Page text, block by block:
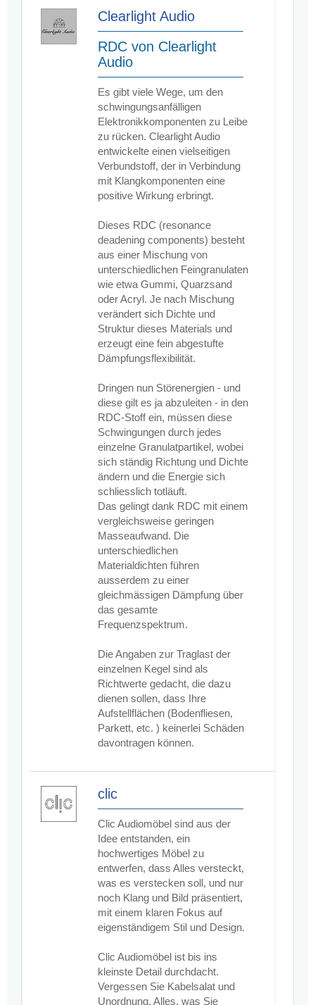
Clearlight Audio
RDC von Clearlight
Audio
Es gibt viele Wege, um den
schwingungsanfälligen
Elektronikkomponenten zu Leibe
zu rücken. Clearlight Audio
entwickelte einen vielseitigen
Verbundstoff, der in Verbindung
mit Klangkomponenten eine
positive Wirkung erbringt.
Dieses RDC (resonance
deadening components) besteht
aus einer Mischung von
unterschiedlichen Feingranulaten
wie etwa Gummi, Quarzsand
oder Acryl. Je nach Mischung
verändert sich Dichte und
Struktur dieses Materials und
erzeugt eine fein abgestufte
Dämpfungsflexibilität.
Dringen nun Störenergien - und
diese gilt es ja abzuleiten - in den
RDC-Stoff ein, müssen diese
Schwingungen durch jedes
einzelne Granulatpartikel, wobei
sich ständig Richtung und Dichte
ändern und die Energie sich
schliesslich totläuft.
Das gelingt dank RDC mit einem
vergleichsweise geringen
Masseaufwand. Die
unterschiedlichen
Materialdichten führen
ausserdem zu einer
gleichmässigen Dämpfung über
das gesamte
Frequenzspektrum.
Die Angaben zur Traglast der
einzelnen Kegel sind als
Richtwerte gedacht, die dazu
dienen sollen, dass Ihre
Aufstellflächen (Bodenfliesen,
Parkett, etc. ) keinerlei Schäden
davontragen können.
clic
Clic Audiomöbel sind aus der
Idee entstanden, ein
hochwertiges Möbel zu
entwerfen, dass Alles versteckt,
was es verstecken soll, und nur
noch Klang und Bild präsentiert,
mit einem klaren Fokus auf
eigenständigem Stil und Design.
Clic Audiomöbel ist bis ins
kleinste Detail durchdacht.
Vergessen Sie Kabelsalat und
Unordnung. Alles, was Sie